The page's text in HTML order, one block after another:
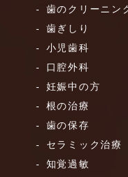
歯のクリーニン
歯ぎしり
小児歯科
口腔外科
妊娠中の方
根の治療
歯の保存
セラミック治療
知覚過敏